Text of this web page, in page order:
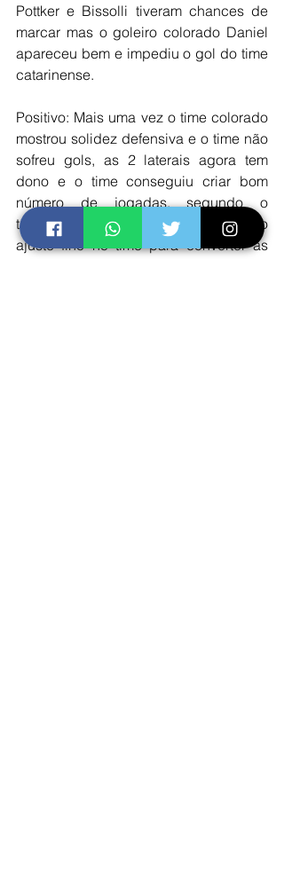
Pottker e Bissolli tiveram chances de
marcar mas o goleiro colorado Daniel
apareceu bem e impediu o gol do time
catarinense.
Positivo: Mais uma vez o time colorado
mostrou solidez defensiva e o time não
sofreu gols, as 2 laterais agora tem
dono e o time conseguiu criar bom
número de jogadas, segundo o
treinador Mano Menezes agora falta o
ajuste fino no time para converter as